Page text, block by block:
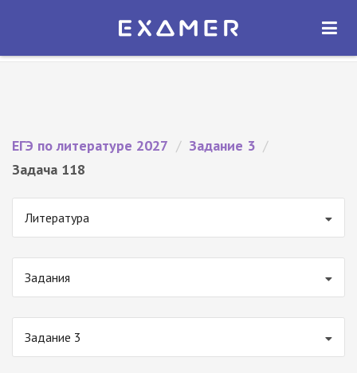
Экзамер — ЕГЭ 2027
ОТКРЫТЬ
ЕГЭ по литературе 2027 / Задание 3 /
Задача 118
Литература
Задания
Задание 3